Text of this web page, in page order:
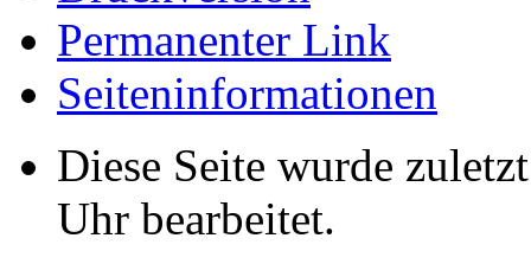
Permanenter Link
Seiten­informationen
Diese Seite wurde
Uhr bearbeitet.